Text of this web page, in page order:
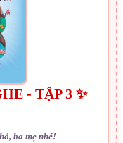
- TẬP 3 ✨
ba mẹ nhé!